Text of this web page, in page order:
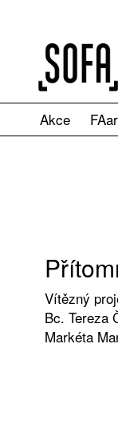
Akce
Vítězný
Bc. Tereza
Markéta